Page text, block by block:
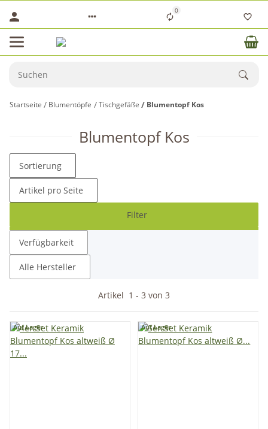
0
Startseite Blumentöpfe Tischgefäße Blumentopf Kos
Blumentopf Kos
Filter
Sortierung
Artikel pro Seite
Verfügbarkeit
Alle Hersteller
Artikel 1 - 3 von 3
Auf Lager Auf Lager